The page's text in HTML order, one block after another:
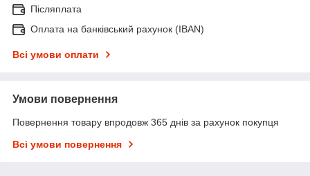
Післяплата
Оплата на банківський рахунок (IBAN)
Всі умови оплати
Умови повернення
Повернення товару впродовж 365 днів за рахунок покупця
Всі умови повернення